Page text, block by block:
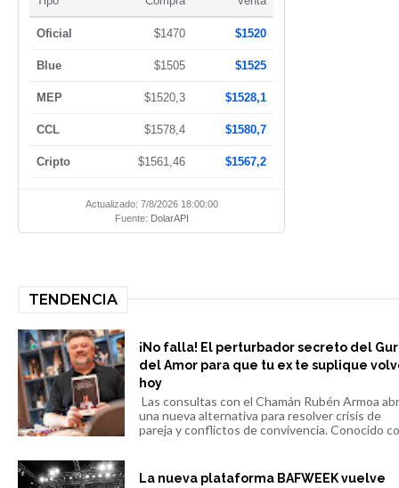
Oficial $1470 $1520
Blue $1505 $1525
MEP $1520,3 $1528,1
CCL $1578,4 $1580,7
Cripto $1561,46 $1567,2
Actualizado: 7/8/2026 18:00:00
Fuente: DolarAPI
TENDENCIA
¡No falla! El perturbador secreto del
del Amor para que tu ex te suplique
hoy
Las consultas con el Chamán Rubén Armoa
una nueva alternativa para resolver crisis de
pareja y conflictos de convivencia. Conocido
La nueva plataforma BAFWEEK vuelve